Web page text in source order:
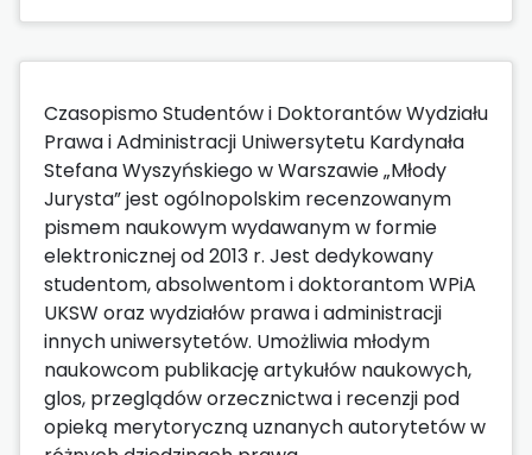
Czasopismo Studentów i Doktorantów Wydziału
Prawa i Administracji Uniwersytetu Kardynała
Stefana Wyszyńskiego w Warszawie „Młody
Jurysta” jest ogólnopolskim recenzowanym
pismem naukowym wydawanym w formie
elektronicznej od 2013 r. Jest dedykowany
studentom, absolwentom i doktorantom WPiA
UKSW oraz wydziałów prawa i administracji
innych uniwersytetów. Umożliwia młodym
naukowcom publikację artykułów naukowych,
glos, przeglądów orzecznictwa i recenzji pod
opieką merytoryczną uznanych autorytetów w